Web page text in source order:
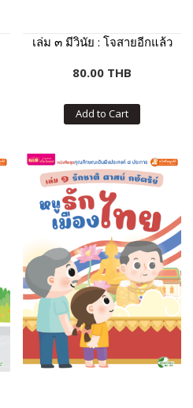
เล่ม ๓ มีวินัย : โจสายอีกแล้ว
80.00 THB
Add to Cart